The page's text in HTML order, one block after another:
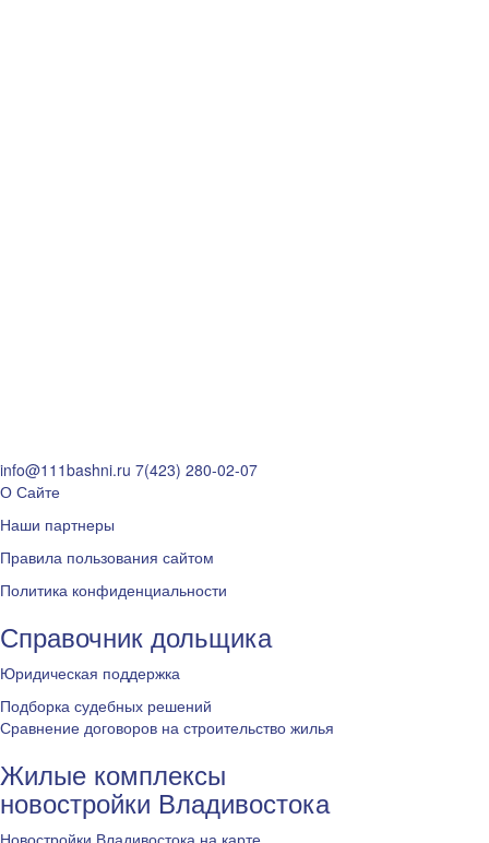
info@111bashni.ru 7(423) 280-02-07
О Сайте
Наши партнеры
Правила пользования сайтом
Политика конфиденциальности
Справочник дольщика
Юридическая поддержка
Подборка судебных решений
Сравнение договоров на строительство жилья
Жилые комплексы
новостройки Владивостока
Новостройки Владивостока на карте